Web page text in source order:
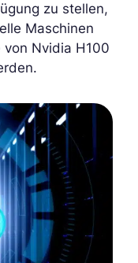
zu stellen,
Maschinen
Nvidia H100